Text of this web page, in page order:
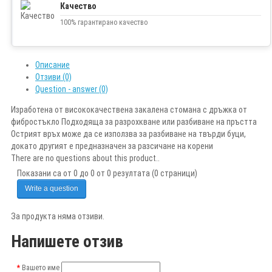
Качество
100% гарантирано качество
Описание
Отзиви (0)
Question - answer (0)
Изработена от висококачествена закалена стомана с дръжка от
фибростъкло Подходяща за разрохкване или разбиване на пръстта
Острият връх може да се използва за разбиване на твърди буци,
докато другият е предназначен за разсичане на корени
There are no questions about this product..
Показани са от 0 до 0 от 0 резултата (0 страници)
Write a question
За продукта няма отзиви.
Напишете отзив
Вашето име